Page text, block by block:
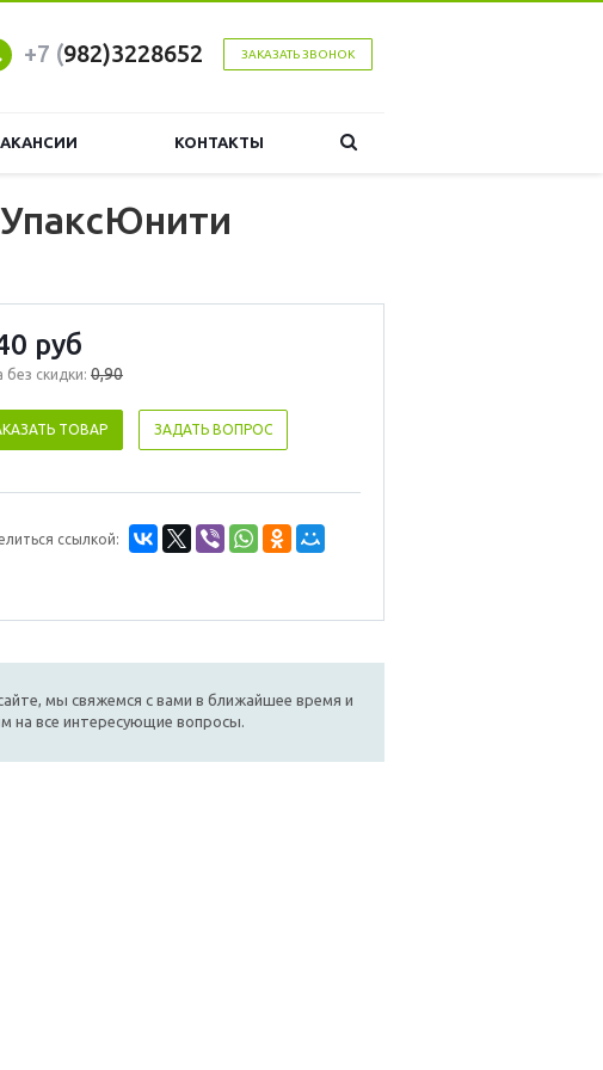
ЗАКАЗАТЬ ЗВОНОК
+7 (982)3228652
КОНТАКТЫ
руб
без скидки: 0,90
ТОВАР ЗАДАТЬ ВОПРОС
ссылкой:
мы свяжемся с вами в ближайшее время и
на все интересующие вопросы.